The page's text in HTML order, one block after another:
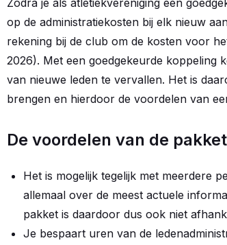
Zodra je als atletiekvereniging een
op de administratiekosten bij elk nieuw
rekening bij de club om de kosten voor
2026). Met een goedgekeurde koppeling
van nieuwe leden te vervallen. Het is
brengen en hierdoor de voordelen van
De voordelen van de
Het is mogelijk tegelijk met meerdere
allemaal over de meest actuele
pakket is daardoor dus ook niet
Je bespaart uren van de